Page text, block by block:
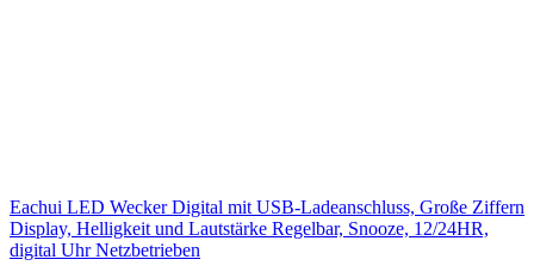
Eachui LED Wecker Digital mit USB-Ladeanschluss, Große Ziffern
Display, Helligkeit und Lautstärke Regelbar, Snooze, 12/24HR,
digital Uhr Netzbetrieben